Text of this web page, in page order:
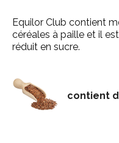
Equilor Club contient
céréales à paille et il
réduit en sucre.
contient